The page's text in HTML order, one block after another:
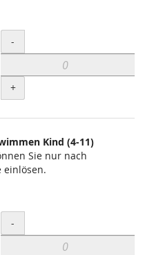
Menge
-
+
Kind (4-11)
Sie nur nach
Menge
-